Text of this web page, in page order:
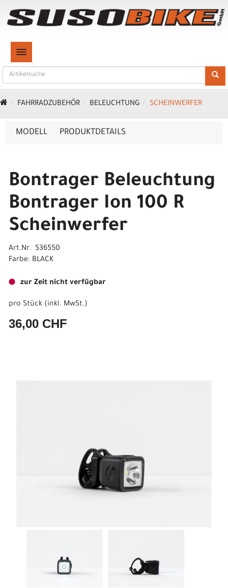
TOGGLE NAVIGATION
FAHRRADZUBEHÖR BELEUCHTUNG SCHEINWERFER
MODELL PRODUKTDETAILS
Bontrager Beleuchtung
Bontrager Ion 100 R
Scheinwerfer
Art.Nr. 536550
Farbe: BLACK
zur Zeit nicht verfügbar
pro Stück (inkl. MwSt.)
36,00 CHF